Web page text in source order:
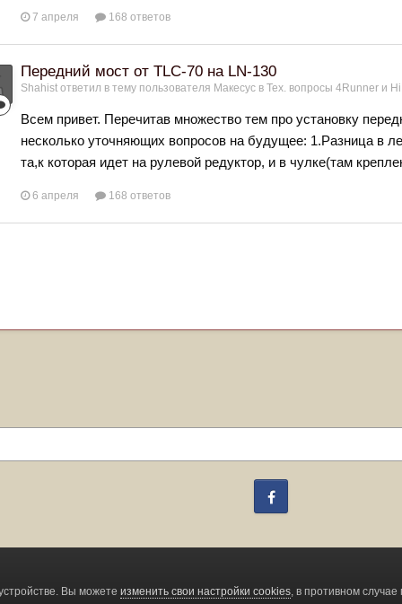
7 апреля 168 ответов
Передний мост от TLC-70 на LN-130
Shahist ответил в тему пользователя Макесус в Тех. вопросы 4Runner и
Всем привет. Перечитав множество тем про установку
несколько уточняющих вопросов на будущее: 1.Разница в
та,к которая идет на рулевой редуктор, и в чулке(там
6 апреля 168 ответов
Вы можете изменить свои настройки cookies, в противном